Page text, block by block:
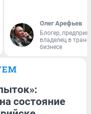
Олег Арефьев
Блогер,
владелец в
бизнесе
состояние